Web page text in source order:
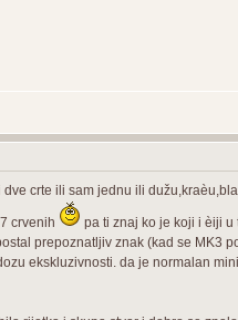
crte ili sam jednu ili
crvenih
pa ti znaj ko je koji i èiji u
prepoznatljiv znak (kad se MK3
ekskluzivnosti. da je normalan